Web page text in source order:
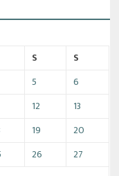
S
S
5
6
12
13
19
20
26
27